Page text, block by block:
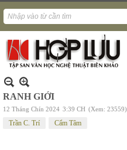
RANH GIỚI
12 Tháng Chín 2024 3:39 CH (Xem: 23559)
Trần C. Trí Cẩm Tâm